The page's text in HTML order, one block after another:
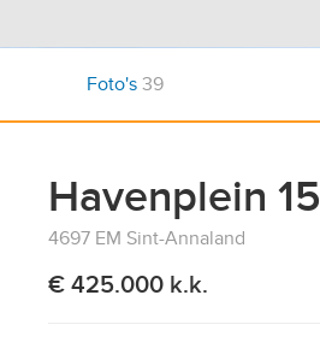
Foto's 39
Havenplein 15
4697 EM Sint-Annaland
€ 425.000 k.k.